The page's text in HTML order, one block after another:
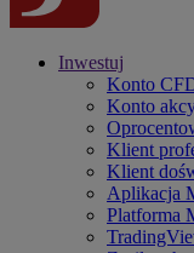
Inwestuj
Konto
Konto
Klient
Klient
Aplikacja
Platforma